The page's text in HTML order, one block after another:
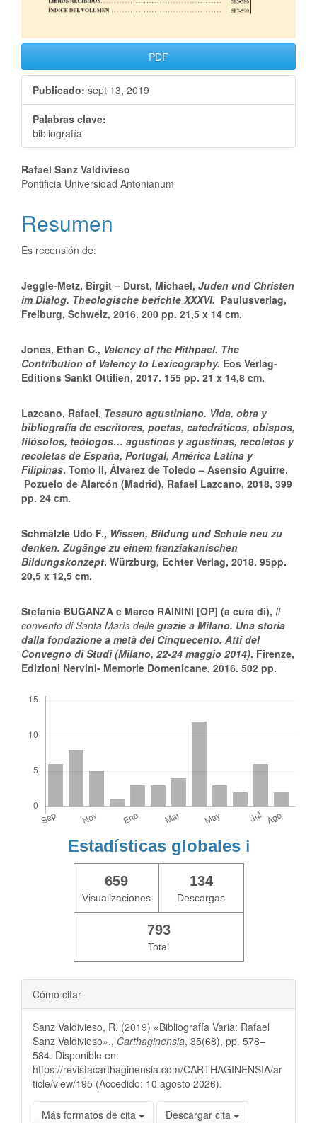
PDF
Publicado: sept 13, 2019
Palabras clave:
bibliografía
Rafael Sanz Valdivieso
Pontificia Universidad Antonianum
Resumen
Es recensión de:
Jeggle-Metz, Birgit – Durst, Michael, Juden und Christen
im Dialog. Theologische berichte XXXVI. Paulusverlag,
Freiburg, Schweiz, 2016. 200 pp. 21,5 x 14 cm.
Jones, Ethan C., Valency of the Hithpael. The
Contribution of Valency to Lexicography. Eos Verlag-
Editions Sankt Ottilien, 2017. 155 pp. 21 x 14,8 cm.
Lazcano, Rafael, Tesauro agustiniano. Vida, obra y
bibliografía de escritores, poetas, catedráticos, obispos,
filósofos, teólogos… agustinos y agustinas, recoletos y
recoletas de España, Portugal, América Latina y
Filipinas. Tomo II, Álvarez de Toledo – Asensio Aguirre.
Pozuelo de Alarcón (Madrid), Rafael Lazcano, 2018, 399
pp. 24 cm.
Schmälzle Udo F., Wissen, Bildung und Schule neu zu
denken. Zugänge zu einem franziakanischen
Bildungskonzept. Würzburg, Echter Verlag, 2018. 95pp.
20,5 x 12,5 cm.
Stefania BUGANZA e Marco RAININI [OP] (a cura di), Il
convento di Santa Maria delle grazie a Milano. Una storia
dalla fondazione a metà del Cinquecento. Atti del
Convegno di Studi (Milano, 22-24 maggio 2014). Firenze,
Edizioni Nervini- Memorie Domenicane, 2016. 502 pp.
Estadísticas globales ℹ️
659
Visualizaciones
134
Descargas
793
Total
Cómo citar
Sanz Valdivieso, R. (2019) «Bibliografía Varia: Rafael
Sanz Valdivieso»., Carthaginensia, 35(68), pp. 578–
584. Disponible en:
https://revistacarthaginensia.com/CARTHAGINENSIA/ar
ticle/view/195 (Accedido: 10 agosto 2026).
Más formatos de cita Descargar cita